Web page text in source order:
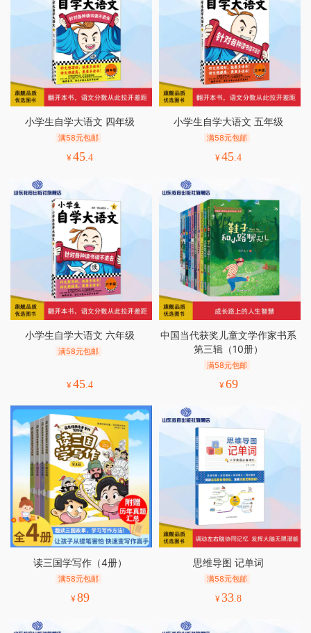
小学生自学大语文 四年级
满58元包邮
¥45.4
小学生自学大语文 五年级
满58元包邮
¥45.4
小学生自学大语文 六年级
满58元包邮
¥45.4
中国当代获奖儿童文学作家书系
第三辑（10册）
满58元包邮
¥69
读三国学写作（4册）
满58元包邮
¥89
思维导图 记单词
满58元包邮
¥33.8